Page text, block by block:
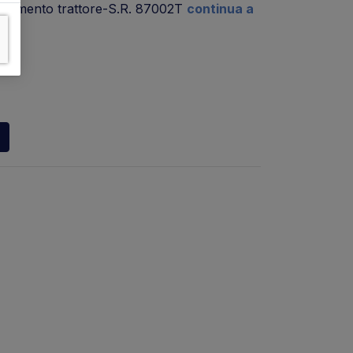
trattore-S.R. 87002T continua a